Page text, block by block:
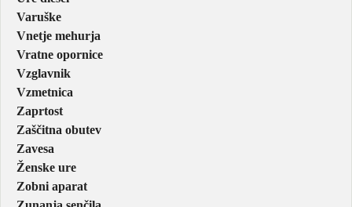
Varuške
Vnetje mehurja
Vratne opornice
Vzglavnik
Vzmetnica
Zaprtost
Zaščitna obutev
Zavesa
Ženske ure
Zobni aparat